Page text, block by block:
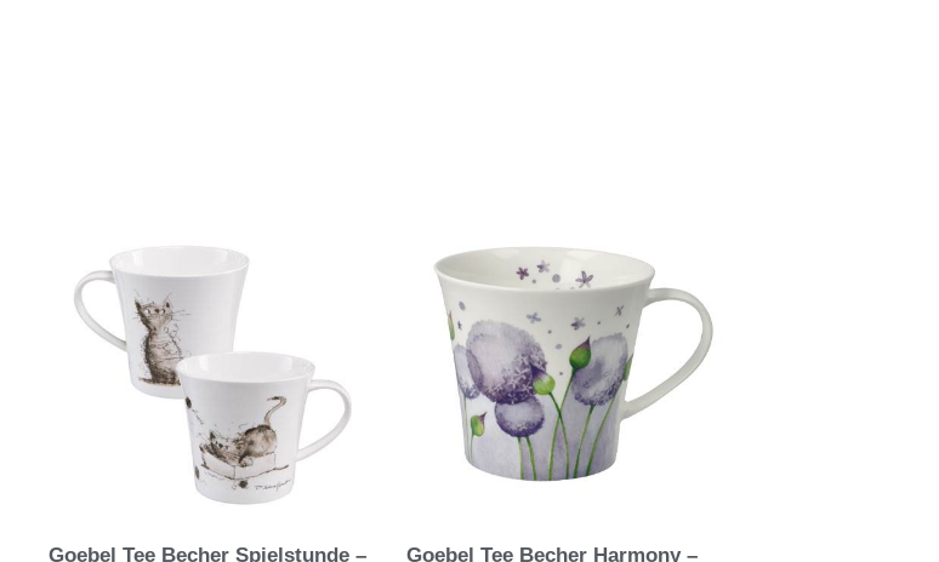
Goebel Tee Becher Spielstunde –
Goebel Tee Becher Harmony –